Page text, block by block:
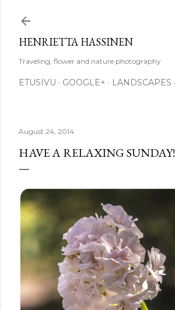
HENRIETTA HASSINEN
Traveling, flower and nature photography
ETUSIVU GOOGLE+ LANDSCAPES
August 24, 2014
HAVE A RELAXING SUNDAY!